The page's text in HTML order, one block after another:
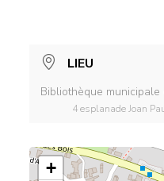
LIEU
Bibliothèque
4 esplanade Joan
+